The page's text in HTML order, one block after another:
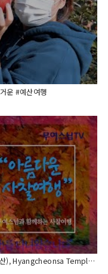
운 #예산여행
무여스님과 함께 하는 사찰여행 – 향천사(충남 예산), Hyangcheonsa Temple[4k]